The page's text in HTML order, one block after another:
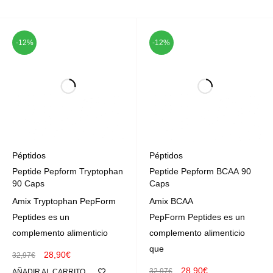
-12%
Péptidos
Peptide Pepform Tryptophan
90 Caps
Amix Tryptophan PepForm
Peptides es un
complemento alimenticio
32,97€ 28,90€
-12%
Péptidos
Peptide Pepform BCAA 90
Caps
Amix BCAA
PepForm Peptides es un
complemento alimenticio
que
28,90€